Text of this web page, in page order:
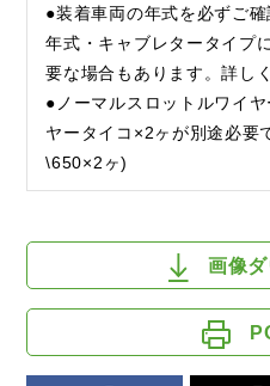
●装着車両の年式を必ずご
年式・キャブレタータイプ
要な場合もあります。詳し
●ノーマルスロットルワイ
ヤータイコ×2ヶが別途必要
\650×2ヶ)
画像